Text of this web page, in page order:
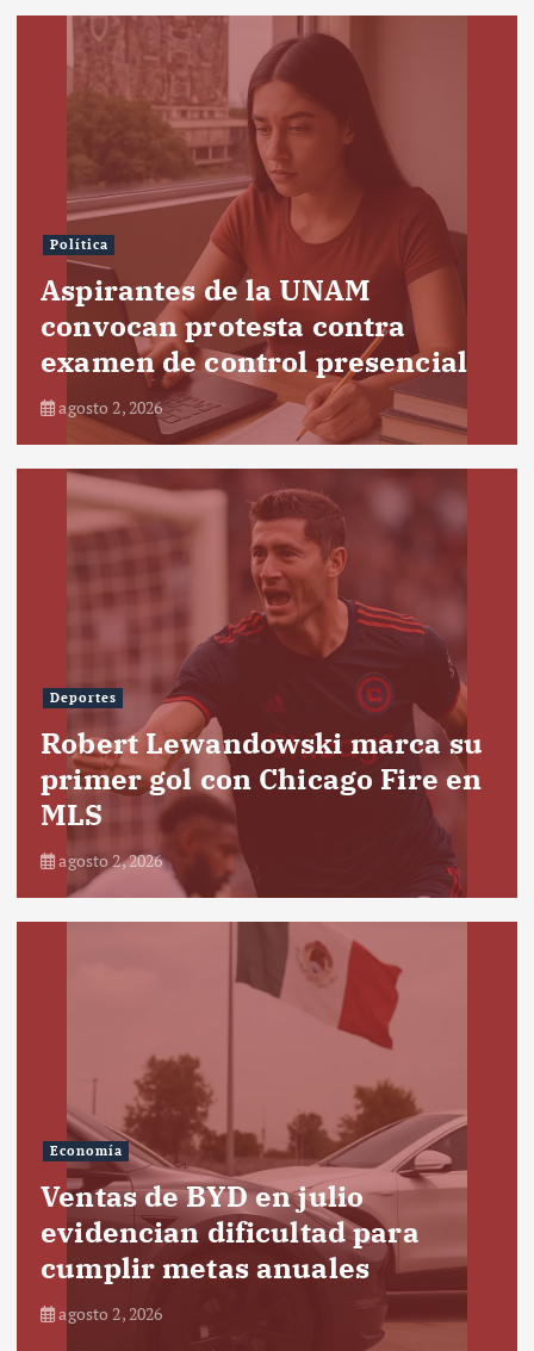
Política
Aspirantes de la UNAM
convocan protesta contra
examen de control presencial
agosto 2, 2026
Deportes
Robert Lewandowski marca su
primer gol con Chicago Fire en
MLS
agosto 2, 2026
Economía
Ventas de BYD en julio
evidencian dificultad para
cumplir metas anuales
agosto 2, 2026